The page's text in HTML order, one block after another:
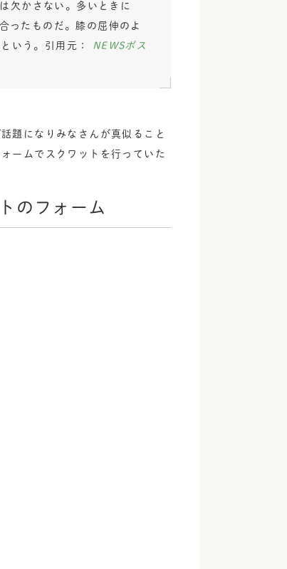
欠かさない。多いときに
ったものだ。膝の屈伸のよ
いう。引用元：
NEWSポス
題になりみなさんが真似ること
ームでスクワットを行っていた
のフォーム